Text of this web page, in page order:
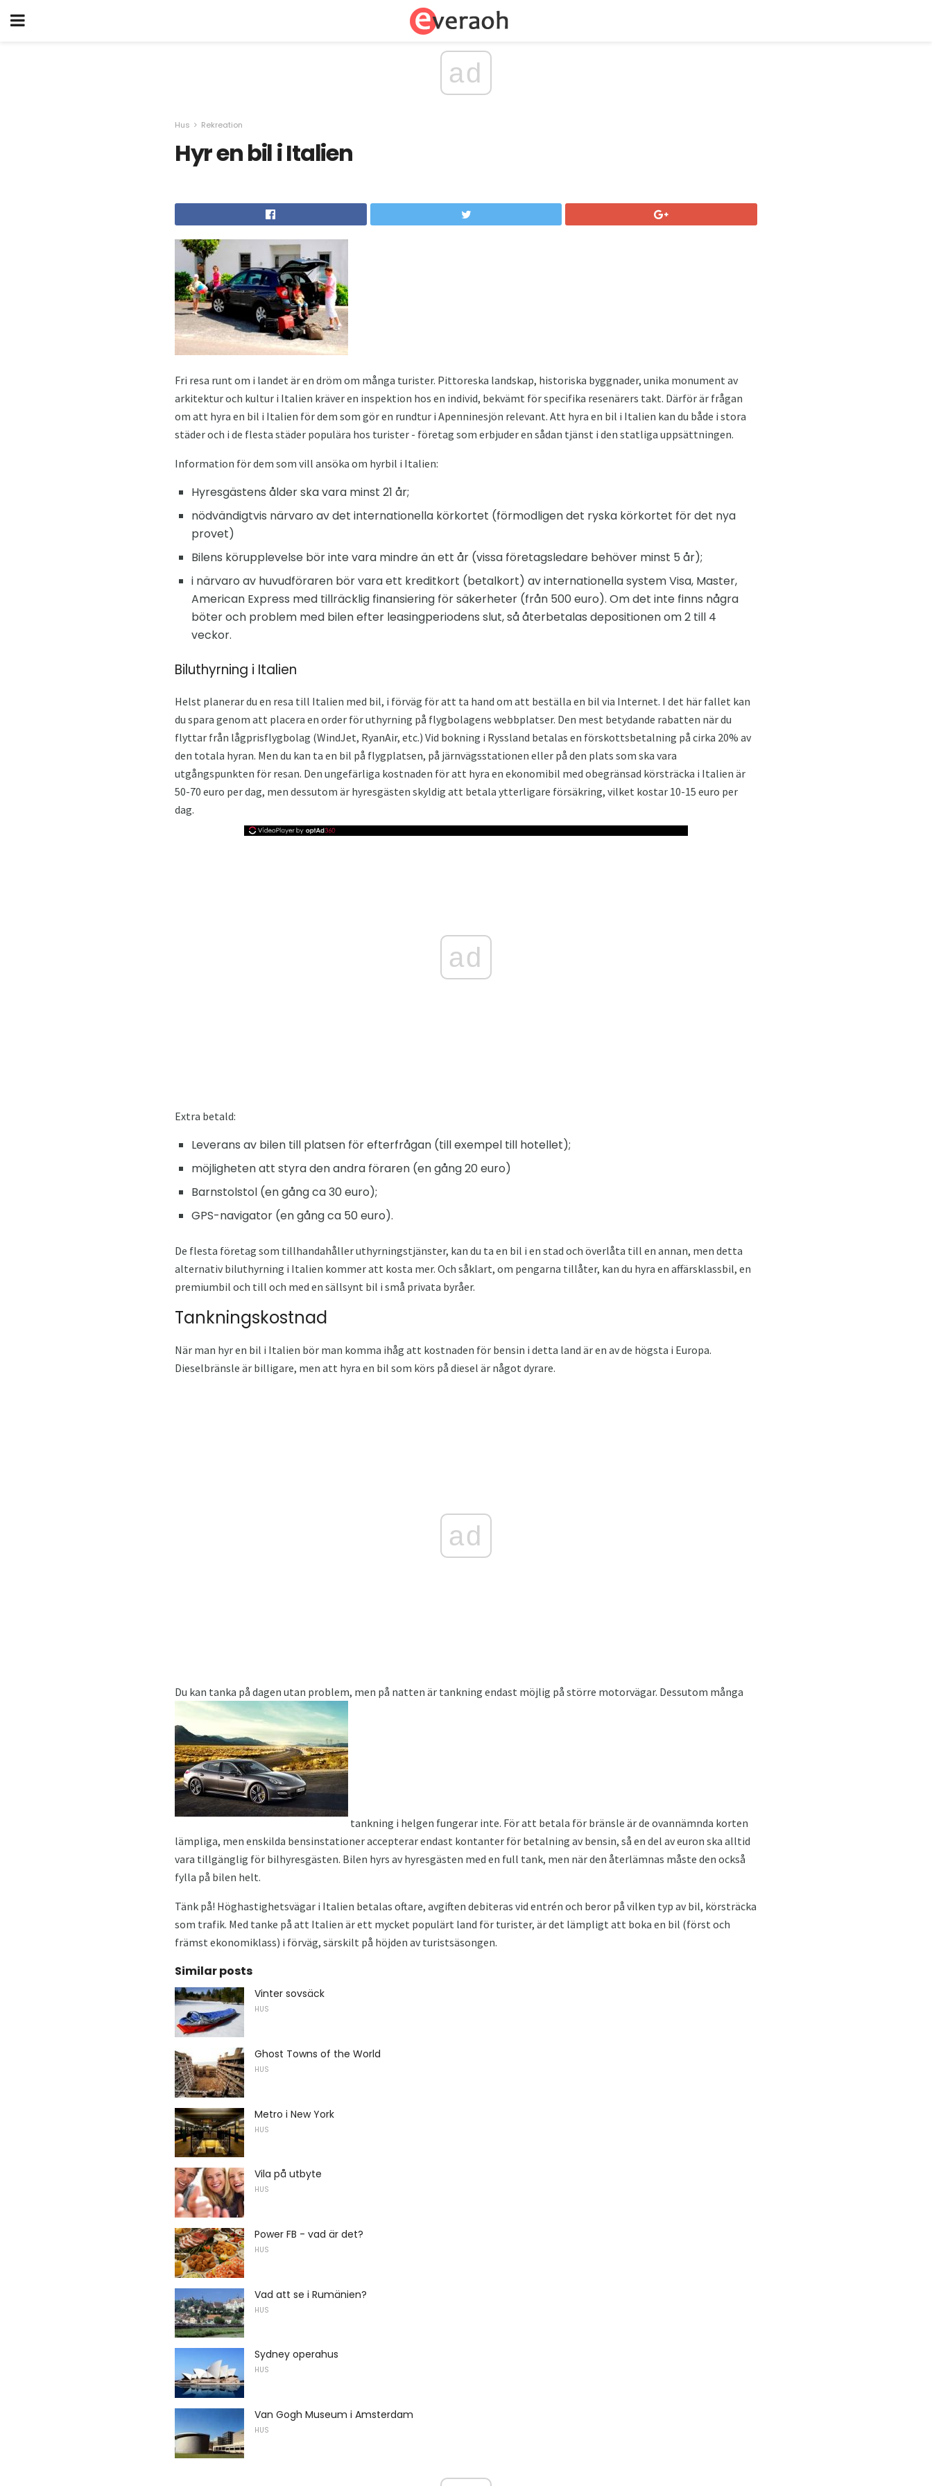
ad
Hus Rekreation
Hyr en bil i Italien
Fri resa runt om i landet är en dröm om många turister. Pittoreska landskap, historiska byggnader, unika monument av
arkitektur och kultur i Italien kräver en inspektion hos en individ, bekvämt för specifika resenärers takt. Därför är frågan
om att hyra en bil i Italien för dem som gör en rundtur i Apenninesjön relevant. Att hyra en bil i Italien kan du både i stora
städer och i de flesta städer populära hos turister - företag som erbjuder en sådan tjänst i den statliga uppsättningen.
Information för dem som vill ansöka om hyrbil i Italien:
Hyresgästens ålder ska vara minst 21 år;
nödvändigtvis närvaro av det internationella körkortet (förmodligen det ryska körkortet för det nya
provet)
Bilens körupplevelse bör inte vara mindre än ett år (vissa företagsledare behöver minst 5 år);
i närvaro av huvudföraren bör vara ett kreditkort (betalkort) av internationella system Visa, Master,
American Express med tillräcklig finansiering för säkerheter (från 500 euro). Om det inte finns några
böter och problem med bilen efter leasingperiodens slut, så återbetalas depositionen om 2 till 4
veckor.
Biluthyrning i Italien
Helst planerar du en resa till Italien med bil, i förväg för att ta hand om att beställa en bil via Internet. I det här fallet kan
du spara genom att placera en order för uthyrning på flygbolagens webbplatser. Den mest betydande rabatten när du
flyttar från lågprisflygbolag (WindJet, RyanAir, etc.) Vid bokning i Ryssland betalas en förskottsbetalning på cirka 20% av
den totala hyran. Men du kan ta en bil på flygplatsen, på järnvägsstationen eller på den plats som ska vara
utgångspunkten för resan. Den ungefärliga kostnaden för att hyra en ekonomibil med obegränsad körsträcka i Italien är
50-70 euro per dag, men dessutom är hyresgästen skyldig att betala ytterligare försäkring, vilket kostar 10-15 euro per
dag.
ad
Extra betald:
Leverans av bilen till platsen för efterfrågan (till exempel till hotellet);
möjligheten att styra den andra föraren (en gång 20 euro)
Barnstolstol (en gång ca 30 euro);
GPS-navigator (en gång ca 50 euro).
De flesta företag som tillhandahåller uthyrningstjänster, kan du ta en bil i en stad och överlåta till en annan, men detta
alternativ biluthyrning i Italien kommer att kosta mer. Och såklart, om pengarna tillåter, kan du hyra en affärsklassbil, en
premiumbil och till och med en sällsynt bil i små privata byråer.
Tankningskostnad
När man hyr en bil i Italien bör man komma ihåg att kostnaden för bensin i detta land är en av de högsta i Europa.
Dieselbränsle är billigare, men att hyra en bil som körs på diesel är något dyrare.
ad
Du kan tanka på dagen utan problem, men på natten är tankning endast möjlig på större motorvägar. Dessutom många
tankning i helgen fungerar inte. För att betala för bränsle är de ovannämnda korten
lämpliga, men enskilda bensinstationer accepterar endast kontanter för betalning av bensin, så en del av euron ska alltid
vara tillgänglig för bilhyresgästen. Bilen hyrs av hyresgästen med en full tank, men när den återlämnas måste den också
fylla på bilen helt.
Tänk på! Höghastighetsvägar i Italien betalas oftare, avgiften debiteras vid entrén och beror på vilken typ av bil, körsträcka
som trafik. Med tanke på att Italien är ett mycket populärt land för turister, är det lämpligt att boka en bil (först och
främst ekonomiklass) i förväg, särskilt på höjden av turistsäsongen.
Similar posts
Vinter sovsäck
HUS
Ghost Towns of the World
HUS
Metro i New York
HUS
Vila på utbyte
HUS
Power FB - vad är det?
HUS
Vad att se i Rumänien?
HUS
Sydney operahus
HUS
Van Gogh Museum i Amsterdam
HUS